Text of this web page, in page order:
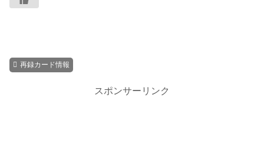
再録カード情報
スポンサーリンク